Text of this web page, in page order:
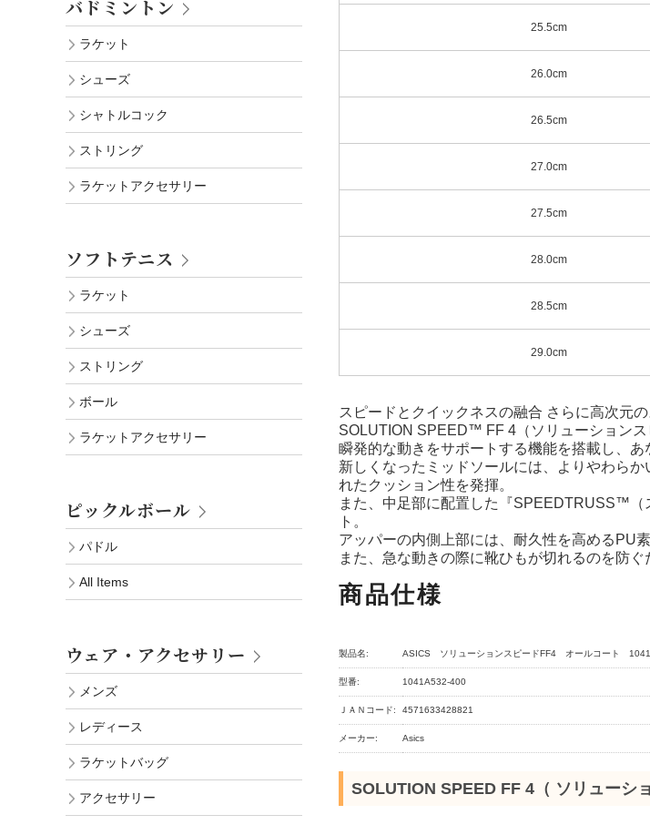
25.5cm
26.0cm
26.5cm
27.0cm
27.5cm
28.0cm
28.5cm
29.0cm
スピードとクイックネスの融合 さらに高次元
SOLUTION SPEED™ FF 4（ソリューションス
瞬発的な動きをサポートする機能を搭載し、
新しくなったミッドソールには、よりやわら
れたクッション性を発揮。
また、中足部に配置した『SPEEDTRUSS™（
ト。
アッパーの内側上部には、耐久性を高めるPU
また、急な動きの際に靴ひもが切れるのを防
商品仕様
製品名: ASICS ソリューションスピードFF4 オールコート
型番: 1041A532-400
ＪＡＮコード: 4571633428821
メーカー: Asics
SOLUTION SPEED FF 4（ ソリューシ
バドミントン
ラケット
シューズ
シャトルコック
ストリング
ラケットアクセサリー
ソフトテニス
ラケット
シューズ
ストリング
ボール
ラケットアクセサリー
ピックルボール
パドル
All Items
ウェア・アクセサリー
メンズ
レディース
ラケットバッグ
アクセサリー